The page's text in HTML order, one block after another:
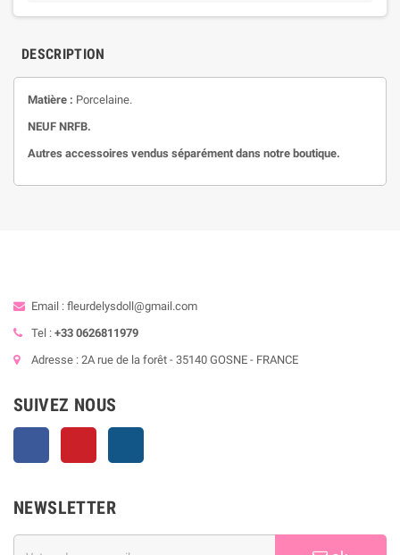
DESCRIPTION
Matière : Porcelaine.
NEUF NRFB.
Autres accessoires vendus séparément dans notre boutique.
Email : fleurdelysdoll@gmail.com
Tel : +33 0626811979
Adresse : 2A rue de la forêt - 35140 GOSNE - FRANCE
SUIVEZ NOUS
NEWSLETTER